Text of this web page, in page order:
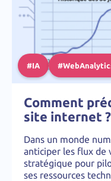
#IA
Comment
site internet ?
Dans un monde
anticiper les flux de
stratégique pour
ses ressources